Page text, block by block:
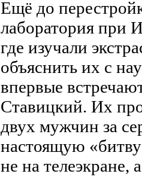
Ещё до
лаборатория при
где изучали
объяснить их с
впервые
Ставицкий. Их
двух мужчин за
настоящую
не на телеэкране,